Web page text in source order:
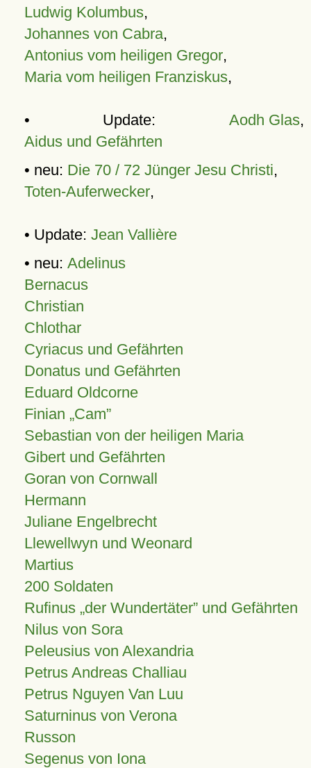
Ludwig Kolumbus,
Johannes von Cabra,
Antonius vom heiligen Gregor,
Maria vom heiligen Franziskus,
• Update: Aodh Glas,
Aidus und Gefährten
• neu: Die 70 / 72 Jünger Jesu Christi,
Toten-Auferwecker,
• Update: Jean Vallière
• neu: Adelinus
Bernacus
Christian
Chlothar
Cyriacus und Gefährten
Donatus und Gefährten
Eduard Oldcorne
Finian Cam
Sebastian von der heiligen Maria
Gibert und Gefährten
Goran von Cornwall
Hermann
Juliane Engelbrecht
Llewellwyn und Weonard
Martius
200 Soldaten
Rufinus „der Wundertäter” und Gefährten
Nilus von Sora
Peleusius von Alexandria
Petrus Andreas Challiau
Petrus Nguyen Van Luu
Saturninus von Verona
Russon
Segenus von Iona